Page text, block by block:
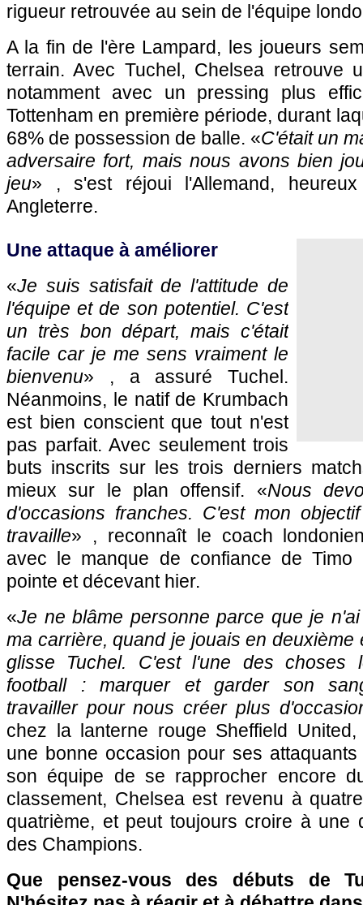
rigueur retrouvée au sein de l'équipe
A la fin de l'ère Lampard, les joueurs
terrain. Avec Tuchel, Chelsea retrouve
notamment avec un pressing plus
Tottenham en première période, durant
68% de possession de balle. «C'était un
adversaire fort, mais nous avons bien
jeu» , s'est réjoui l'Allemand,
Angleterre.
Une attaque à améliorer
«Je suis satisfait de l'attitude de
l'équipe et de son potentiel. C'est
un très bon départ, mais c'était
facile car je me sens vraiment le
bienvenu» , a assuré Tuchel.
Néanmoins, le natif de Krumbach
est bien conscient que tout n'est
pas parfait. Avec seulement trois
buts inscrits sur les trois derniers
mieux sur le plan offensif. «Nous
d'occasions franches. C'est mon
travaille» , reconnaît le coach
avec le manque de confiance de Timo
pointe et décevant hier.
«Je ne blâme personne parce que je
ma carrière, quand je jouais en deuxième
glisse Tuchel. C'est l'une des choses
football : marquer et garder son
travailler pour nous créer plus
chez la lanterne rouge Sheffield
une bonne occasion pour ses
son équipe de se rapprocher encore
classement, Chelsea est revenu à
quatrième, et peut toujours croire à une
des Champions.
Que pensez-vous des débuts de